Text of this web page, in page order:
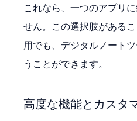
これなら、一つのアプリ
せん。この選択肢がある
用でも、デジタルノート
うことができます。
高度な機能とカスタ